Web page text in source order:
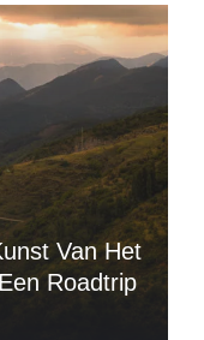
Van Het
Roadtrip